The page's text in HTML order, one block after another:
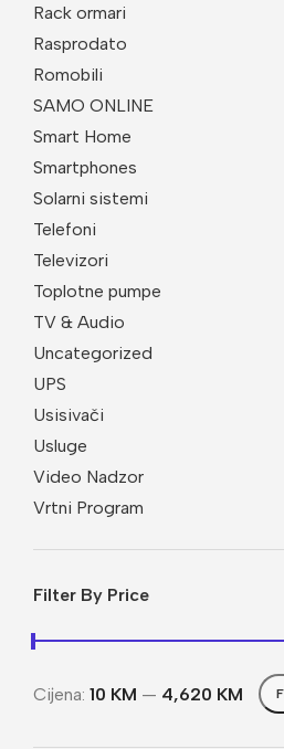
Rack ormari
Rasprodato
Romobili
SAMO ONLINE
Smart Home
Smartphones
Solarni sistemi
Telefoni
Televizori
Toplotne pumpe
TV & Audio
Uncategorized
UPS
Usisivači
Usluge
Video Nadzor
Vrtni Program
Filter By Price
Cijena: 10 KM — 4,620 KM